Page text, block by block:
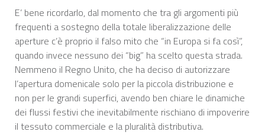
E’ bene ricordarlo, dal momento che tra gli argomenti più
frequenti a sostegno della totale liberalizzazione delle
aperture c’è proprio il falso mito che “in Europa si fa così”,
quando invece nessuno dei “big” ha scelto questa strada.
Nemmeno il Regno Unito, che ha deciso di autorizzare
l’apertura domenicale solo per la piccola distribuzione e
non per le grandi superfici, avendo ben chiare le dinamiche
dei flussi festivi che inevitabilmente rischiano di impoverire
il tessuto commerciale e la pluralità distributiva.